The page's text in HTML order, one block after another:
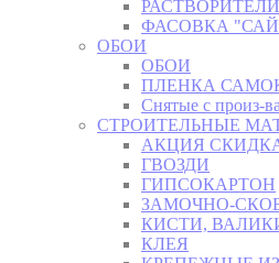
ФАСОВКА
ОБОИ
ОБОИ
ПЛЕНКА
Снятые с произ-ва
СТРОИТЕЛЬНЫЕ
АКЦИЯ СКИДКА
ГВОЗДИ
ГИПСОКАРТОН
ЗАМОЧНО-
КИСТИ,
КЛЕЯ